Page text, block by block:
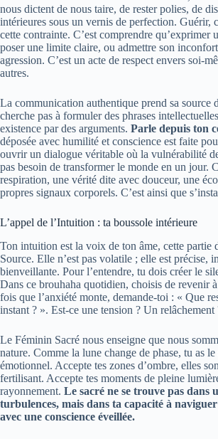
nous dictent de nous taire, de rester polies, de
intérieures sous un vernis de perfection. Guérir,
cette contrainte. C’est comprendre qu’exprimer
poser une limite claire, ou admettre son
agression. C’est un acte de respect envers soi-
autres.
La communication authentique prend sa source
cherche pas à formuler des phrases
existence par des arguments. Parle depuis ton
déposée avec humilité et conscience est faite
ouvrir un dialogue véritable où la vulnérabilité
pas besoin de transformer le monde en un jour.
respiration, une vérité dite avec douceur, une
propres signaux corporels. C’est ainsi que
L’appel de l’Intuition : ta boussole intérieure
Ton intuition est la voix de ton âme, cette partie
Source. Elle n’est pas volatile ; elle est précise,
bienveillante. Pour l’entendre, tu dois créer le
Dans ce brouhaha quotidien, choisis de revenir
fois que l’anxiété monte, demande-toi : « Que
instant ? ». Est-ce une tension ? Un
Le Féminin Sacré nous enseigne que nous
nature. Comme la lune change de phase, tu as
émotionnel. Accepte tes zones d’ombre, elles
fertilisant. Accepte tes moments de pleine
rayonnement. Le sacré ne se trouve pas dans
turbulences, mais dans ta capacité à
avec une conscience éveillée.